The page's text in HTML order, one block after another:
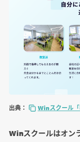
出典： Winスクール「
Winスクールはオン